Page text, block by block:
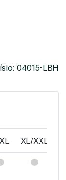
04015-LBH
XL/XXL